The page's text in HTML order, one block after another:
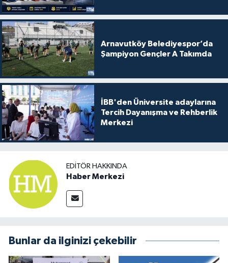
Arnavutköy Belediyespor’da
Şampiyon Gençler A Takımda
İBB'den Üniversite adaylarına
Tercih Dayanışma ve Rehberlik
Merkezi
EDITÖR HAKKINDA
Haber Merkezi
Bunlar da ilginizi çekebilir